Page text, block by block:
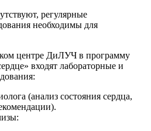
регулярные
необходимы для
центре ДиЛУЧ в программу
входят лабораторные и
(анализ состояния сердца,